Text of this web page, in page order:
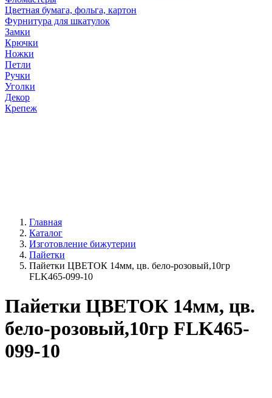
Цветная бумага, фольга, картон
Фурнитура для шкатулок
Замки
Крючки
Ножки
Петли
Ручки
Уголки
Декор
Крепеж
Главная
Каталог
Изготовление бижутерии
Пайетки
Пайетки ЦВЕТОК 14мм, цв. бело-розовый,10гр
FLK465-099-10
Пайетки ЦВЕТОК 14мм, цв.
бело-розовый,10гр FLK465-
099-10